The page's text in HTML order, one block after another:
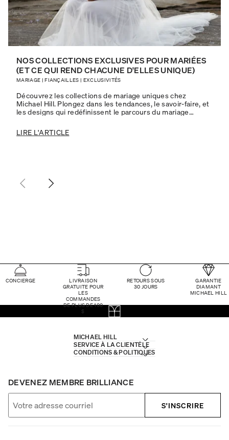
NOS COLLECTIONS EXCLUSIVES POUR MARIÉES
(ET CE QUI REND CHACUNE D'ELLES UNIQUE)
MARIAGE |FIANÇAILLES | EXCLUSIVITÉS
Découvrez les collections de mariage uniques chez
Michael Hill. Plongez dans les tendances, le savoir-faire, et
les designs qui redéfinissent le parcours du mariage
LIRE L'ARTICLE
CONCIERGE
LIVRAISON
GRATUITE POUR
LES
COMMANDES
DE PLUS DE 100
$
RETOURS SOUS
30 JOURS
GARANTIE
DIAMANT
MICHAEL HILL
MICHAEL HILL
SERVICE À LA CLIENTÈLE
CONDITIONS & POLITIQUES
DEVENEZ MEMBRE BRILLIANCE
S'INSCRIRE